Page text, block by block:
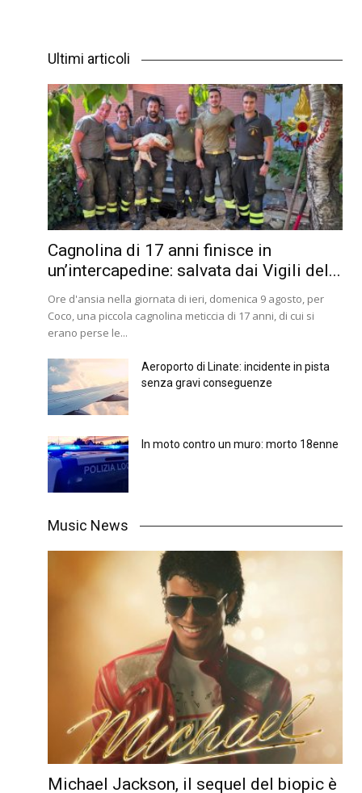
Ultimi articoli
Cagnolina di 17 anni finisce in
un’intercapedine: salvata dai Vigili del...
Ore d'ansia nella giornata di ieri, domenica 9 agosto, per
Coco, una piccola cagnolina meticcia di 17 anni, di cui si
erano perse le...
Aeroporto di Linate: incidente in pista
senza gravi conseguenze
In moto contro un muro: morto 18enne
Music News
Michael Jackson, il sequel del biopic è